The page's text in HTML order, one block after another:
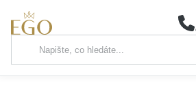
Hlavní kategorie